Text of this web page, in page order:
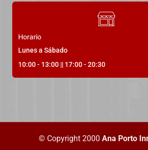
Horario
Lunes a Sábado
10:00 - 13:00 || 17:00 - 20:30
© Copyright 2000 Ana Porto